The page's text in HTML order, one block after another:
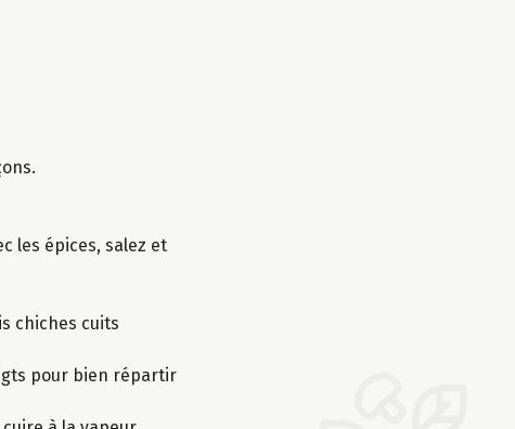
les épices, salez et
chiches cuits
pour bien répartir